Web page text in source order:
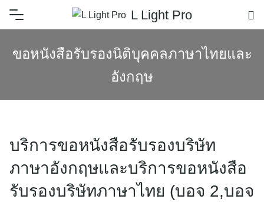
L Light Pro
ขอหนังสือรับรองนิติบุคคลภาษาไทยและ
อังกฤษ
บริการขอหนังสือรับรองบริษัท
ภาษาอังกฤษและบริการขอหนังสือ
รับรองบริษัทภาษาไทย (บอจ 2,บอจ